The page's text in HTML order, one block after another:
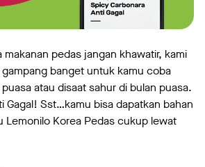
pedas jangan khawatir, kami
banget untuk kamu coba
atau disaat sahur di bulan puasa.
Gagal! Sst…kamu bisa dapatkan bahan
Lemonilo Korea Pedas cukup lewat